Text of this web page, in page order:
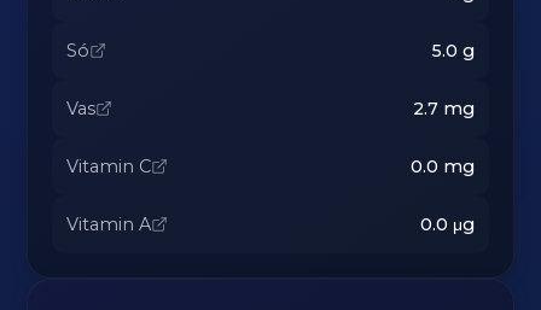
Só 5.0 g
Vas 2.7mg
Vitamin C 0.0 mg
Vitamin A 0.0 μg